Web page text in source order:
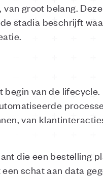
groot belang.
stadia beschrijft
van de
van
die een bestelling
schat aan data